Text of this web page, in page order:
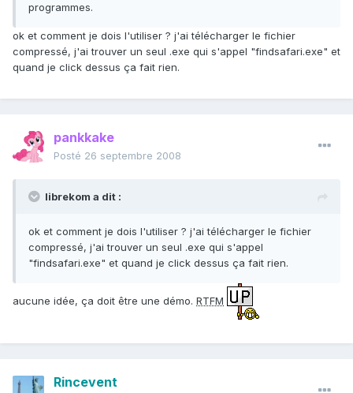
programmes.
ok et comment je dois l'utiliser ? j'ai télécharger le fichier
compressé, j'ai trouver un seul .exe qui s'appel "findsafari.exe" et
quand je click dessus ça fait rien.
pankkake
Posté 26 septembre 2008
librekom a dit :
ok et comment je dois l'utiliser ? j'ai télécharger le fichier
compressé, j'ai trouver un seul .exe qui s'appel
"findsafari.exe" et quand je click dessus ça fait rien.
aucune idée, ça doit être une démo. RTFM
Rincevent